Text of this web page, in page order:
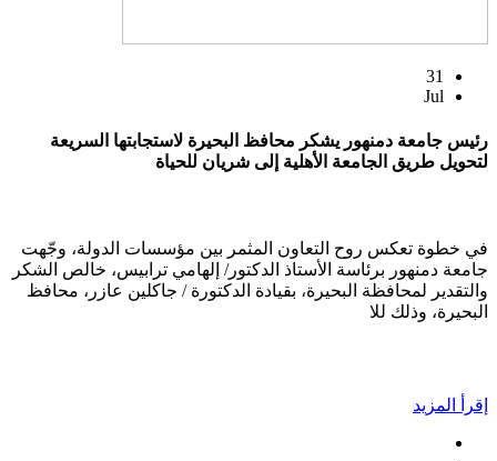
31
Jul
رئيس جامعة دمنهور يشكر محافظ البحيرة لاستجابتها السريعة
لتحويل طريق الجامعة الأهلية إلى شريان للحياة
في خطوة تعكس روح التعاون المثمر بين مؤسسات الدولة، وجّهت
جامعة دمنهور برئاسة الأستاذ الدكتور/ إلهامي ترابيس، خالص الشكر
والتقدير لمحافظة البحيرة، بقيادة الدكتورة / جاكلين عازر، محافظ
البحيرة، وذلك للا
إقرأ المزيد